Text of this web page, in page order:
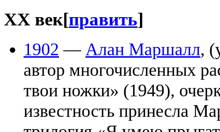
XX век[править]
1902 — Алан Маршалл,
автор многочисленных
твои ножки» (1949),
известность принесла